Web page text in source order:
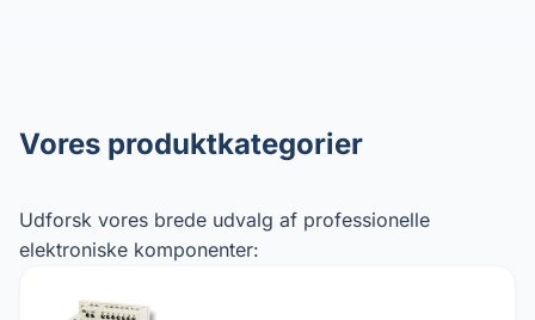
Vores produktkategorier
Udforsk vores brede udvalg af professionelle
elektroniske komponenter: